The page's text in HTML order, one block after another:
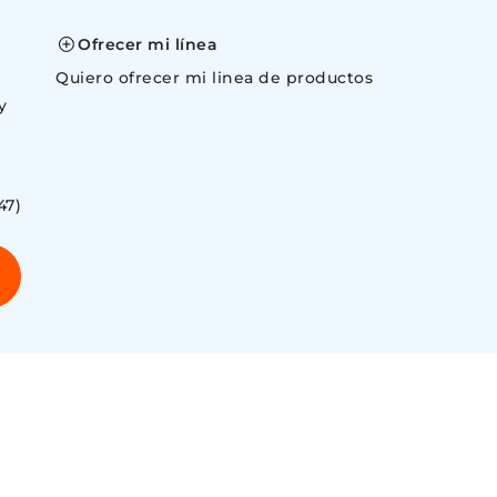
Ofrecer mi línea
Quiero ofrecer mi linea de productos